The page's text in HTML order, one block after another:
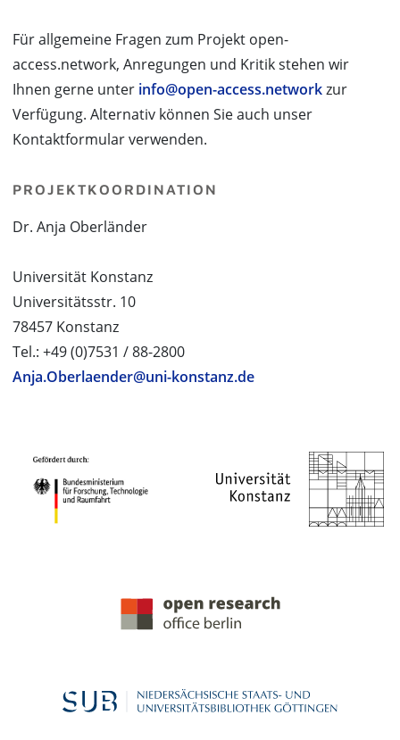
Für allgemeine Fragen zum Projekt open-
access.network, Anregungen und Kritik stehen wir
Ihnen gerne unter info@open-access.networkzur
Verfügung. Alternativ können Sie auch unser
Kontaktformular verwenden.
PROJEKTKOORDINATION
Dr. Anja Oberländer
Universität Konstanz
Universitätsstr. 10
78457 Konstanz
Tel.: +49 (0)7531 / 88-2800
Anja.Oberlaender@uni-konstanz.de